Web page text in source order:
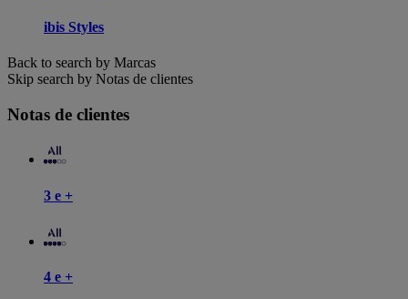
ibis Styles
Back to search by Marcas
Skip search by Notas de clientes
Notas de clientes
3 e +
4 e +